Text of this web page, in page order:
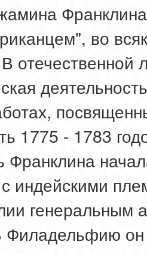
Франклина
во
отечественной
1775 - 1783
Франклина
индейскими
генеральным
Филадельфию он